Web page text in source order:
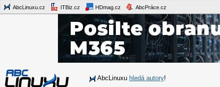
AbcLinuxu.cz ITBiz.cz HDmag.cz AbcPráce.cz
AbcLinuxu hledá autory!